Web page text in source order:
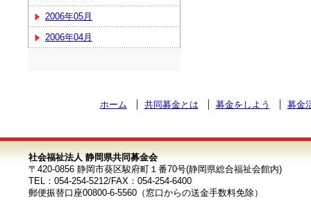
2006年05月
2006年04月
ホーム 共同募金とは 募金をしよう 募金
社会福祉法人 静岡県共同募金会
〒420-0856 静岡市葵区駿府町１番70号(静岡県総合福祉会館内)
TEL：054-254-5212/FAX：054-254-6400
郵便振替口座00800-6-5560（窓口からの送金手数料免除）